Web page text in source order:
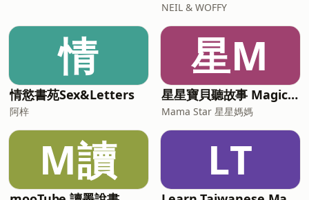
NEIL & WOFFY
情
情慾書苑Sex&Letters
阿梓
星M
星星寶貝聽故事 Magic Chinese Stories for Kids
Mama Star 星星媽媽
M讀 LT